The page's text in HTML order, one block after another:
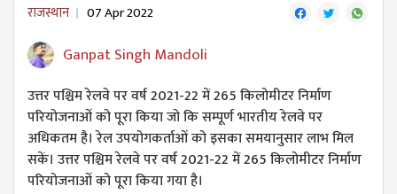
राजस्थान 07 Apr 2022
Ganpat Singh Mandoli
उत्तर पश्चिम रेलवे पर वर्ष 2021-22 में 265 किलोमीटर निर्माण
परियोजनाओं को पूरा किया जो कि सम्पूर्ण भारतीय रेलवे पर
अधिकतम है। रेल उपयोगकर्ताओं को इसका समयानुसार लाभ मिल
सकें। उत्तर पश्चिम रेलवे पर वर्ष 2021-22 में 265 किलोमीटर निर्माण
परियोजनाओं को पूरा किया गया है।